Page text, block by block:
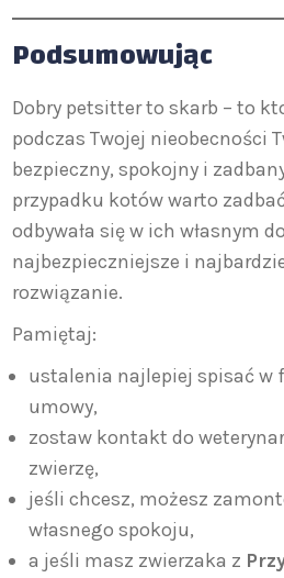
Podsumowując
Dobry petsitter to skarb – to
podczas Twojej nieobecności
bezpieczny, spokojny i
przypadku kotów warto
odbywała się w ich własnym
najbezpieczniejsze i
rozwiązanie.
Pamiętaj:
ustalenia najlepiej spisać w
umowy,
zostaw kontakt do
zwierzę,
jeśli chcesz, możesz
własnego spokoju,
a jeśli masz zwierzaka z